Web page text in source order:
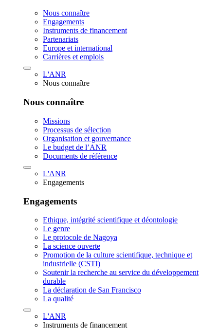
Nous connaître
Engagements
Instruments de financement
Partenariats
Europe et international
Carrières et emplois
L'ANR
Nous connaître
Nous connaître
Missions
Processus de sélection
Organisation et gouvernance
Le budget de l’ANR
Documents de référence
L'ANR
Engagements
Engagements
Ethique, intégrité scientifique et déontologie
Le genre
Le protocole de Nagoya
La science ouverte
Promotion de la culture scientifique, technique et
industrielle (CSTI)
Soutenir la recherche au service du développement
durable
La déclaration de San Francisco
La qualité
L'ANR
Instruments de financement